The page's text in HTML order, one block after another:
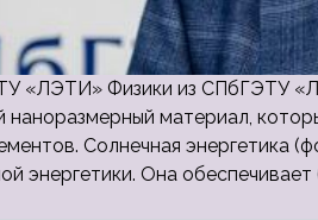
«ЛЭТИ» Физики из СПбГЭТУ
наноразмерный материал,
Солнечная энергетика
энергетики. Она